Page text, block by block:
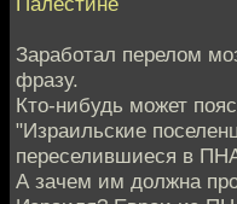
Заработал перелом
фразу.
Кто-нибудь может
"Израильские
переселившиеся в
А зачем им должна